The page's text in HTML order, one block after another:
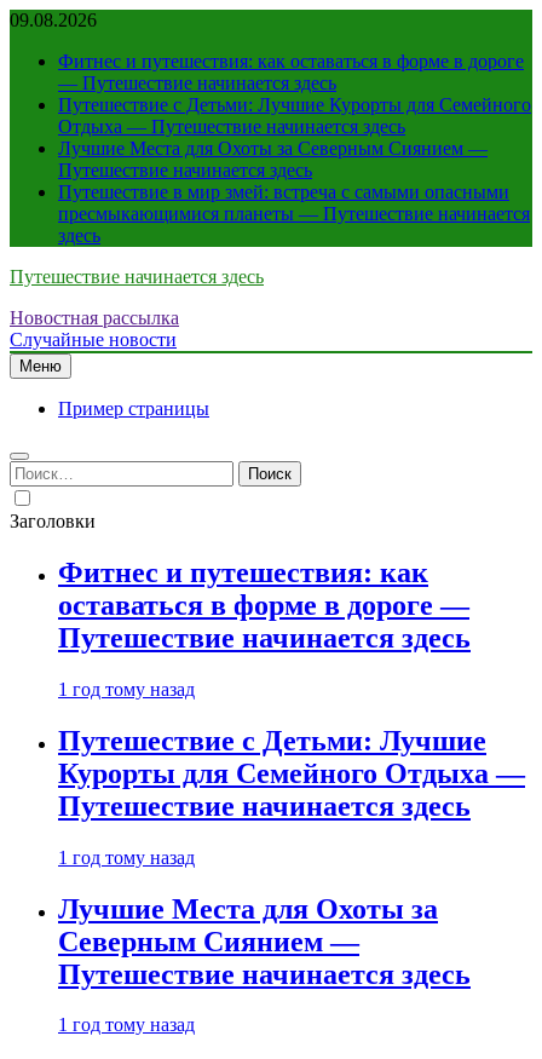
Перейти
содержимому
09.08.2026
Фитнес и путешествия: как оставаться в форме в дороге
— Путешествие начинается здесь
Путешествие с Детьми: Лучшие Курорты для Семейного
Отдыха — Путешествие начинается здесь
Лучшие Места для Охоты за Северным Сиянием —
Путешествие начинается здесь
Путешествие в мир змей: встреча с самыми опасными
пресмыкающимися планеты — Путешествие начинается
здесь
Путешествие начинается здесь
Новостная рассылка
Случайные новости
Меню
Пример страницы
Найти:
Заголовки
Фитнес и путешествия: как
оставаться в форме в дороге —
Путешествие начинается здесь
1 год тому назад
Путешествие с Детьми: Лучшие
Курорты для Семейного Отдыха —
Путешествие начинается здесь
1 год тому назад
Лучшие Места для Охоты за
Северным Сиянием —
Путешествие начинается здесь
1 год тому назад